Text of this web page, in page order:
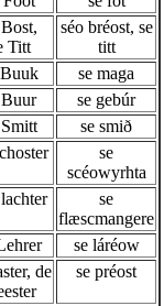
Titt
séo bréost, se
titt
se maga
se gebúr
se smið
se
scéowyrhta
se
flæscmangere
se láréow
de
se préost